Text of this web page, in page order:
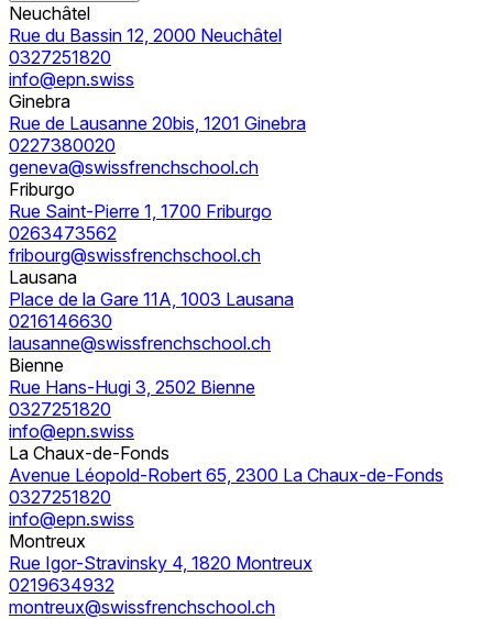
Neuchâtel
Rue du Bassin 12, 2000 Neuchâtel
0327251820
info@epn.swiss
Ginebra
Rue de Lausanne 20bis, 1201 Ginebra
0227380020
geneva@swissfrenchschool.ch
Friburgo
Rue Saint-Pierre 1, 1700 Friburgo
0263473562
fribourg@swissfrenchschool.ch
Lausana
Place de la Gare 11A, 1003 Lausana
0216146630
lausanne@swissfrenchschool.ch
Bienne
Rue Hans-Hugi 3, 2502 Bienne
0327251820
info@epn.swiss
La Chaux-de-Fonds
Avenue Léopold-Robert 65, 2300 La Chaux-de-Fonds
0327251820
info@epn.swiss
Montreux
Rue Igor-Stravinsky 4, 1820 Montreux
0219634932
montreux@swissfrenchschool.ch